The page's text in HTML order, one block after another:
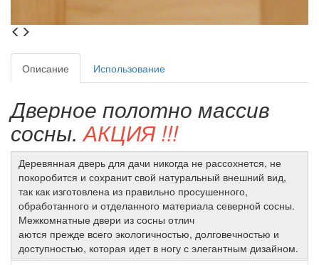
Описание Использование
Дверное полотно массив
сосны. АКЦИЯ !!!
Деревянная дверь для дачи никогда не рассохнется, не
покоробится и сохранит свой натуральный внешний вид,
так как изготовлена из правильно просушенного,
обработанного и отделанного материала северной сосны.
Межкомнатные двери из сосны отлич
аются прежде всего экологичностью, долговечностью и
доступностью, которая идет в ногу с элегантным дизайном.